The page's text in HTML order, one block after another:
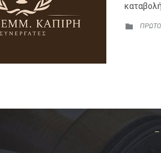

–